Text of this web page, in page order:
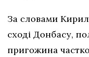
За словами
сході Донбасу,
пригожина